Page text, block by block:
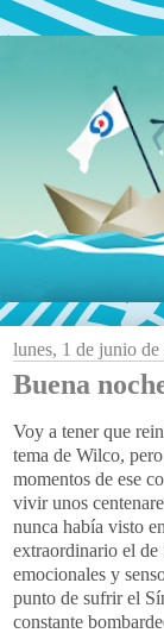
lunes, 1 de junio de
Buena
Voy a tener que
tema de Wilco,
momentos de ese
vivir unos
nunca había visto
extraordinario el de
emocionales y
punto de sufrir el
constante